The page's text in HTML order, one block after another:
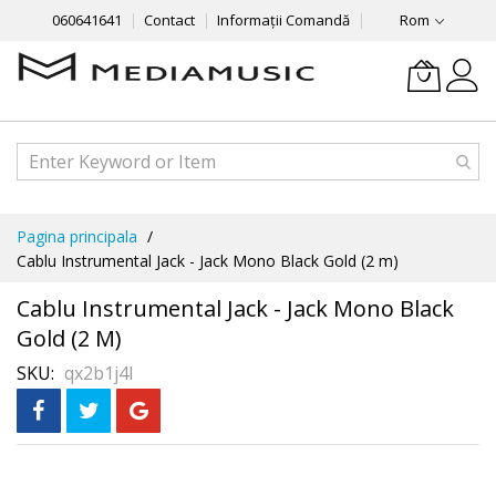
060641641 Contact Informații Comandă Rom
Continut
Pagina principala
Cablu Instrumental Jack - Jack Mono Black Gold (2 m)
Cablu Instrumental Jack - Jack Mono Black
Gold (2 M)
SKU qx2b1j4l